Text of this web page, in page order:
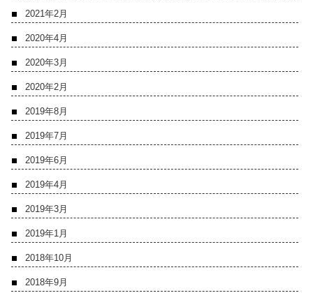
2021年2月
2020年4月
2020年3月
2020年2月
2019年8月
2019年7月
2019年6月
2019年4月
2019年3月
2019年1月
2018年10月
2018年9月